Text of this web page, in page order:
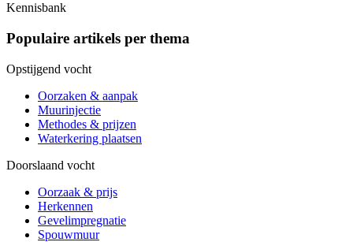
Kennisbank
Populaire artikels per thema
Opstijgend vocht
Oorzaken & aanpak
Muurinjectie
Methodes & prijzen
Waterkering plaatsen
Doorslaand vocht
Oorzaak & prijs
Herkennen
Gevelimpregnatie
Spouwmuur